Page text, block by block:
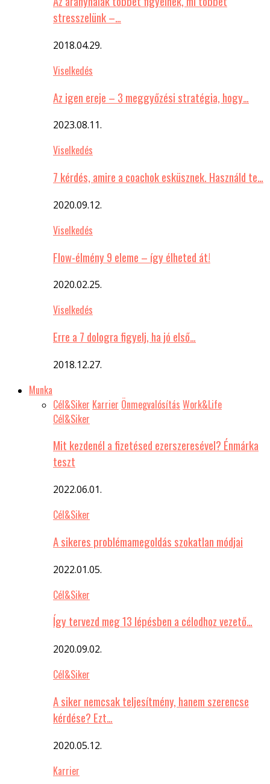
stresszelünk –…
2018.04.29.
Viselkedés
Az igen ereje – 3 meggyőzési stratégia, hogy…
2023.08.11.
Viselkedés
7 kérdés, amire a coachok esküsznek. Használd te…
2020.09.12.
Viselkedés
Flow-élmény 9 eleme – így élheted át!
2020.02.25.
Viselkedés
Erre a 7 dologra figyelj, ha jó első…
2018.12.27.
Munka
Cél&Siker Karrier Önmegvalósítás Work&Life
Cél&Siker
Mit kezdenél a fizetésed ezerszeresével? Énmárka
teszt
2022.06.01.
Cél&Siker
A sikeres problémamegoldás szokatlan módjai
2022.01.05.
Cél&Siker
Így tervezd meg 13 lépésben a célodhoz vezető…
2020.09.02.
Cél&Siker
A siker nemcsak teljesítmény, hanem szerencse
kérdése? Ezt…
2020.05.12.
Karrier